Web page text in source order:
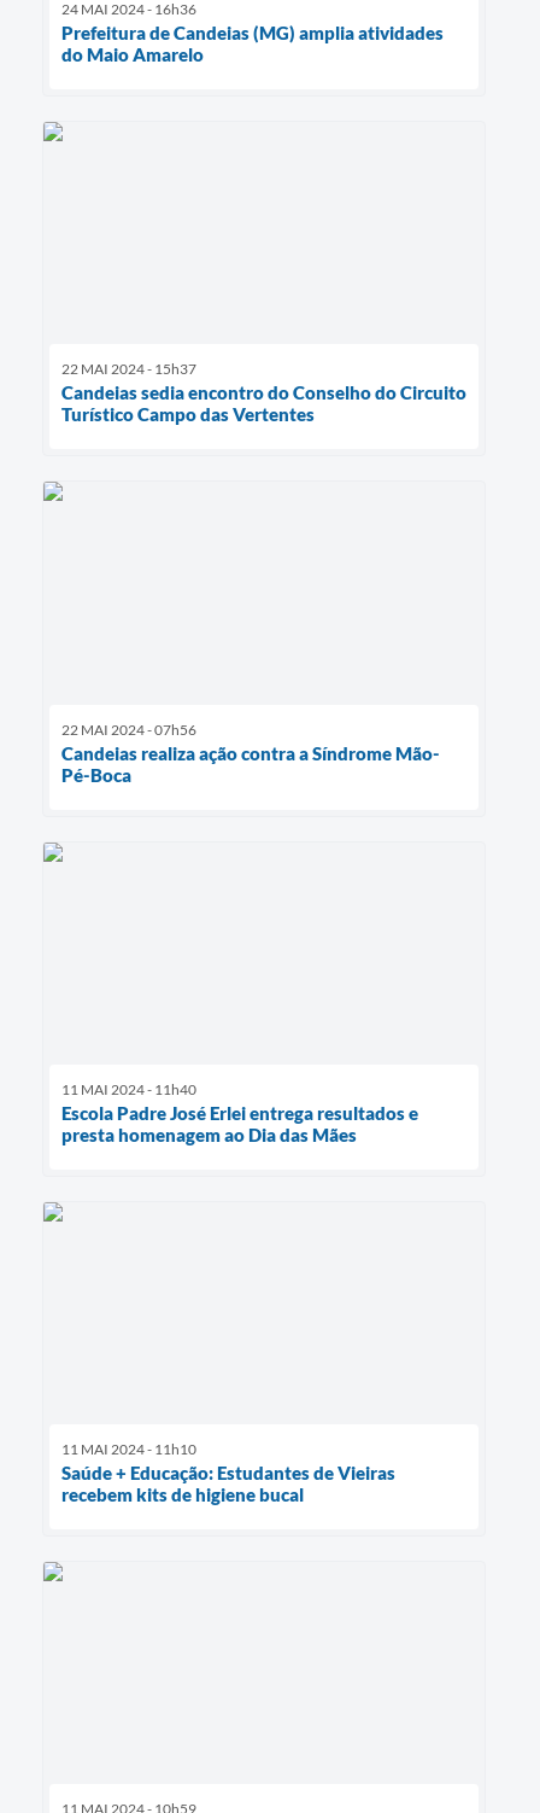
24 MAI 2024 - 16h36
Prefeitura de Candeias (MG) amplia atividades
do Maio Amarelo
22 MAI 2024 - 15h37
Candeias sedia encontro do Conselho do Circuito
Turístico Campo das Vertentes
22 MAI 2024 - 07h56
Candeias realiza ação contra a Síndrome Mão-
Pé-Boca
11 MAI 2024 - 11h40
Escola Padre José Erlei entrega resultados e
presta homenagem ao Dia das Mães
11 MAI 2024 - 11h10
Saúde + Educação: Estudantes de Vieiras
recebem kits de higiene bucal
11 MAI 2024 - 10h59